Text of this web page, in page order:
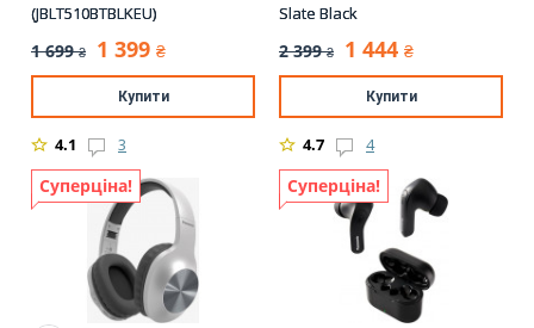
(JBLT510BTBLKEU)
1 699 ₴ 1 399 ₴
Купити
4.1 3
Slate Black
2 399 ₴ 1 444 ₴
Купити
4.7 4
Суперціна! Суперціна!